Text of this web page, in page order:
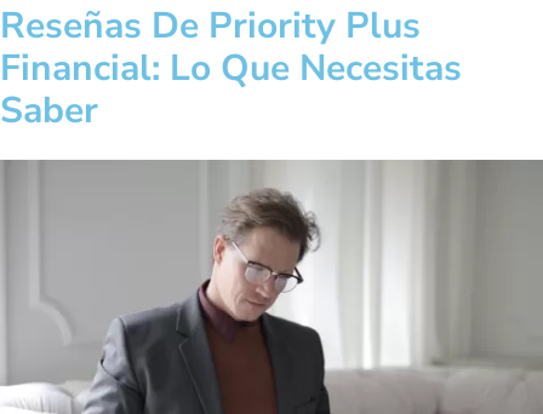
Reseñas De Priority Plus
Financial: Lo Que Necesitas
Saber